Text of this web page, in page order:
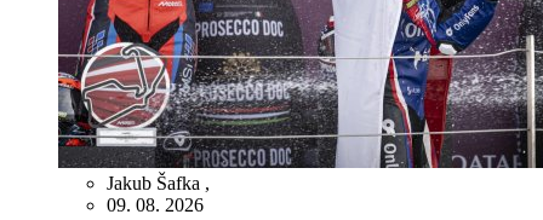
Jakub Šafka ,
09. 08. 2026